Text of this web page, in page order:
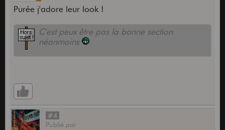
Purée j'adore leur look !
C'est peux être pas la bonne section
néanmoins
#4
Publié par